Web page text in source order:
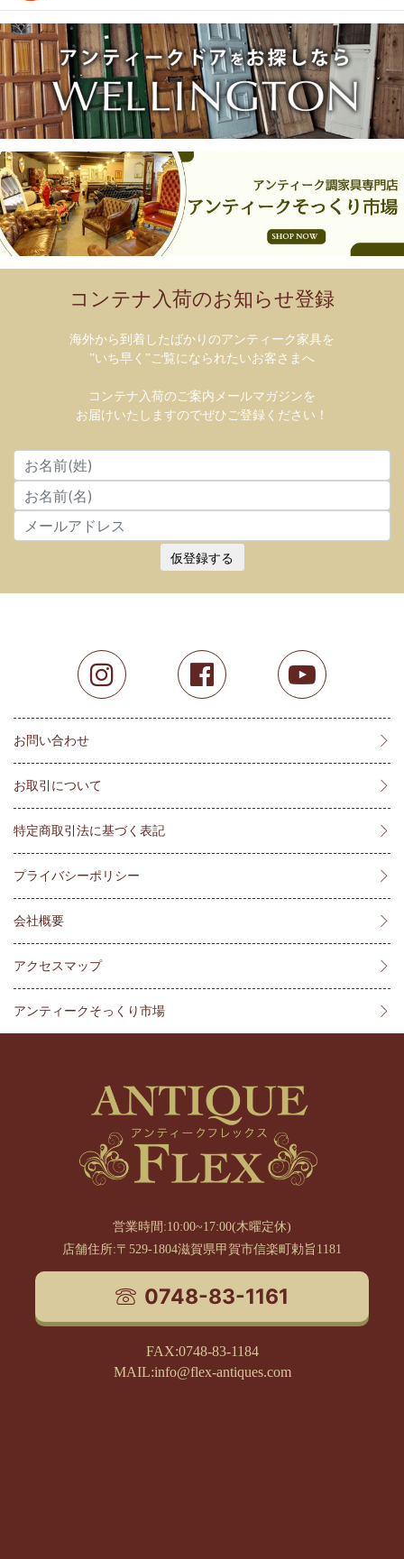
コンテナ入荷のお知らせ登録
海外から到着したばかりのアンティーク家具を
”いち早く”ご覧になられたいお客さまへ
コンテナ入荷のご案内メールマガジンを
お届けいたしますのでぜひご登録ください！
仮登録する
お問い合わせ
お取引について
特定商取引法に基づく表記
プライバシーポリシー
会社概要
アクセスマップ
アンティークそっくり市場
営業時間:10:00~17:00(木曜定休)
店舗住所:〒529-1804滋賀県甲賀市信楽町勅旨1181
0748-83-1161
FAX:0748-83-1184
MAIL:info@flex-antiques.com